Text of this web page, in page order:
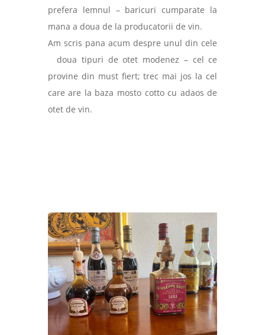
prefera lemnul – baricuri cumparate la
mana a doua de la producatorii de vin.
Am scris pana acum despre unul din cele
doua tipuri de otet modenez – cel ce
provine din must fiert; trec mai jos la cel
care are la baza mosto cotto cu adaos de
otet de vin.